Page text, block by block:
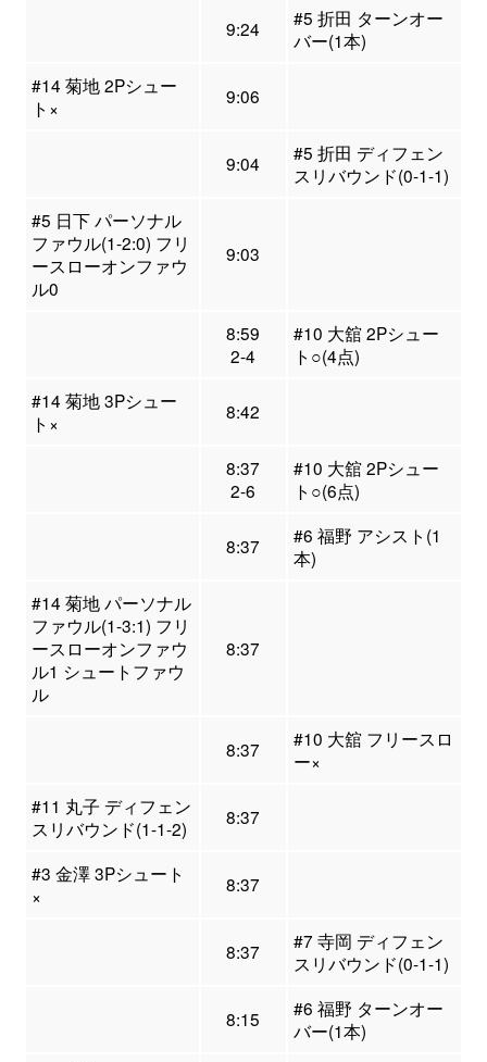
9:24
#5 折田 ターンオー
バー(1本)
#14 菊地 2Pシュー
ト×
9:06
9:04
#5 折田 ディフェン
スリバウンド(0-1-1)
#5 日下 パーソナル
ファウル(1-2:0) フリ
ースローオンファウ
ル0
9:03
8:59
2-4
#10 大舘 2Pシュー
ト○(4点)
#14 菊地 3Pシュー
ト×
8:42
8:37
2-6
#10 大舘 2Pシュー
ト○(6点)
8:37
#6 福野 アシスト(1
本)
#14 菊地 パーソナル
ファウル(1-3:1) フリ
ースローオンファウ
ル1 シュートファウ
ル
8:37
8:37
#10 大舘 フリースロ
ー×
#11 丸子 ディフェン
スリバウンド(1-1-2)
8:37
#3 金澤 3Pシュート
×
8:37
8:37
#7 寺岡 ディフェン
スリバウンド(0-1-1)
8:15
#6 福野 ターンオー
バー(1本)